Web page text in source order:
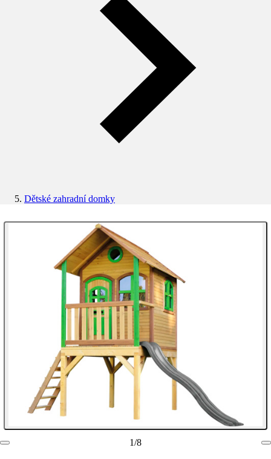
Dětské zahradní domky
1/8